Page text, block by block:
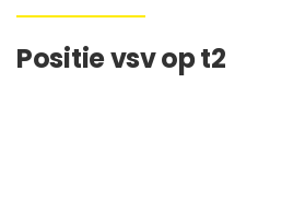
Positie vsv op t2